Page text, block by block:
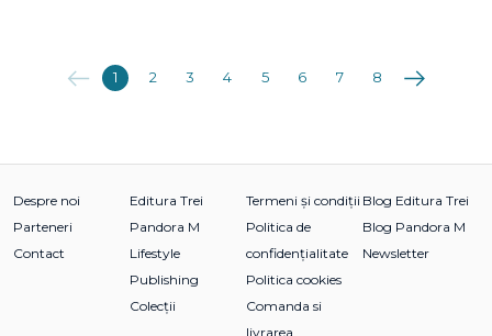
Anterioara
1 2 3 4 5 6 7 8 Următoarea
Despre noi
Parteneri
Contact
Editura Trei
Pandora M
Lifestyle
Publishing
Colecții
Termeni și condiții
Politica de
confidențialitate
Politica cookies
Comanda si
livrarea
Blog Editura Trei
Blog Pandora M
Newsletter